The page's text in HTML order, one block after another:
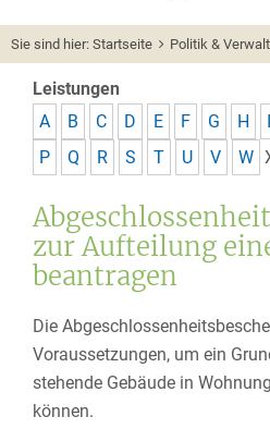
Sie sind hier: Startseite Politik &
Leistungen
A
B C D E F G H I
P
Q R S T U V W
zur Aufteilung
beantragen
Die
Voraussetzungen, um ein
stehende Gebäude in
können.